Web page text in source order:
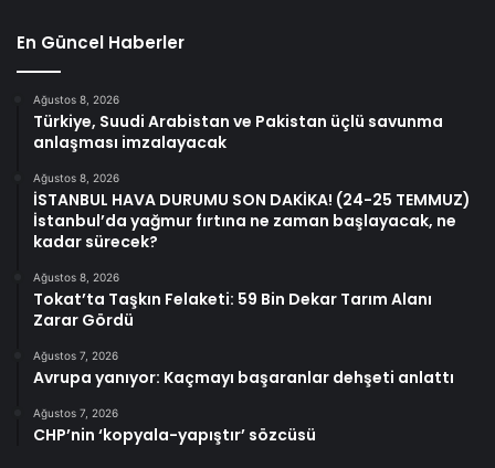
En Güncel Haberler
Ağustos 8, 2026
Türkiye, Suudi Arabistan ve Pakistan üçlü savunma
anlaşması imzalayacak
Ağustos 8, 2026
İSTANBUL HAVA DURUMU SON DAKİKA! (24-25 TEMMUZ)
İstanbul’da yağmur fırtına ne zaman başlayacak, ne
kadar sürecek?
Ağustos 8, 2026
Tokat’ta Taşkın Felaketi: 59 Bin Dekar Tarım Alanı
Zarar Gördü
Ağustos 7, 2026
Avrupa yanıyor: Kaçmayı başaranlar dehşeti anlattı
Ağustos 7, 2026
CHP’nin ‘kopyala-yapıştır’ sözcüsü